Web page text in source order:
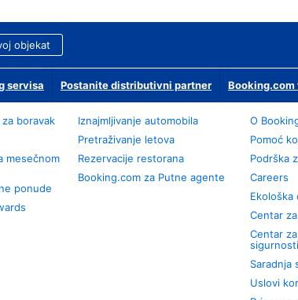
objekat
servisa Postanite distributivni partner Booking.com
boravak
mesečnom
ponude
Iznajmljivanje automobila
Pretraživanje letova
Rezervacije restorana
Booking.com za Putne agente
О
Pomoć
Podrška
Careers
Ekološka
Centar
Centar
sigurnosti
Saradnja
Uslovi